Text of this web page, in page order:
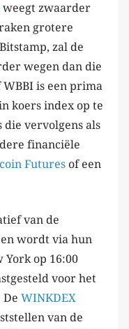
weegt zwaarder
grotere
zal de
wegen dan die
is een prima
koers index op te
vervolgens als
financiële
Futures of een
van de
en wordt via hun
York op 16:00
voor het
WINKDEX
van de